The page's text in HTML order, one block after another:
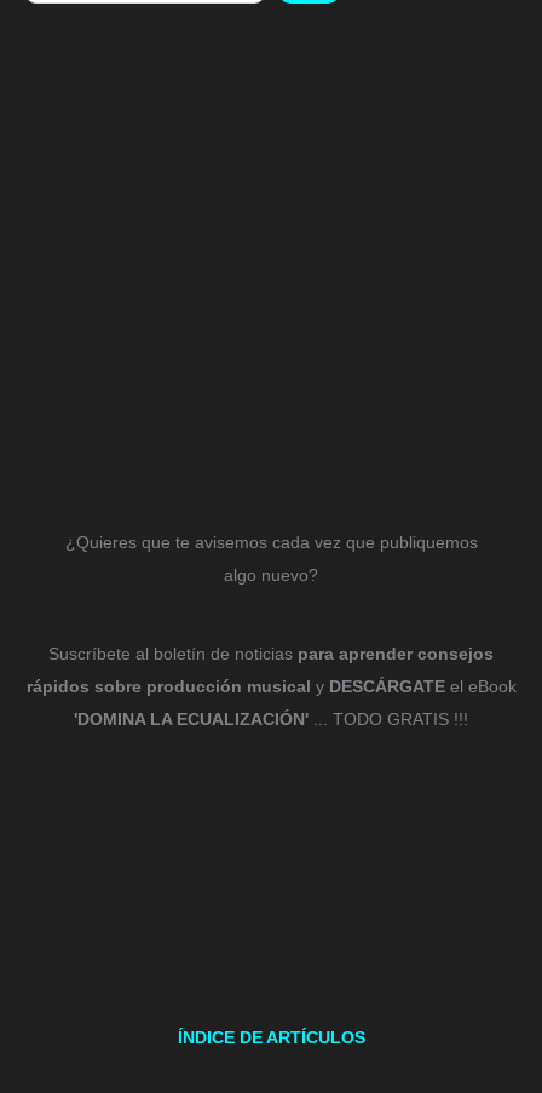
¿Quieres que te avisemos cada vez que publiquemos
algo nuevo?
Suscríbete al boletín de noticias para aprender consejos
rápidos sobre producción musical y DESCÁRGATEel eBook
'DOMINA LA ECUALIZACIÓN' ... TODO GRATIS !!!
ÍNDICE DE ARTÍCULOS